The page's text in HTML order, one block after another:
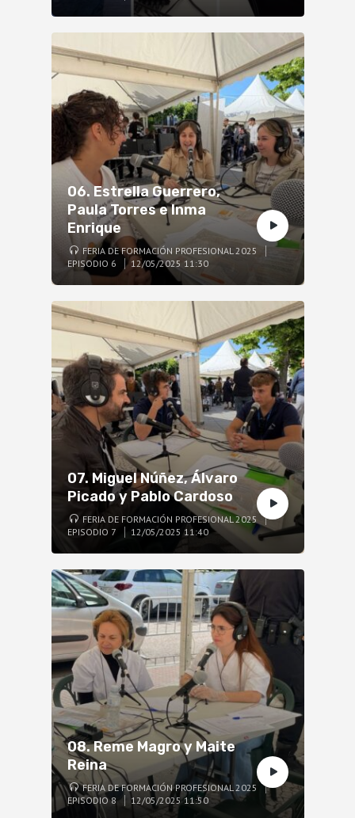
06. Estrella Guerrero,
Paula Torres e Inma
Enrique
FERIA DE FORMACIÓN PROFESIONAL 2025
EPISODIO 6
12/05/2025 11:30
07. Miguel Núñez, Álvaro
Picado y Pablo Cardoso
FERIA DE FORMACIÓN PROFESIONAL 2025
EPISODIO 7
12/05/2025 11:40
08. Reme Magro y Maite
Reina
FERIA DE FORMACIÓN PROFESIONAL 2025
EPISODIO 8
12/05/2025 11:50